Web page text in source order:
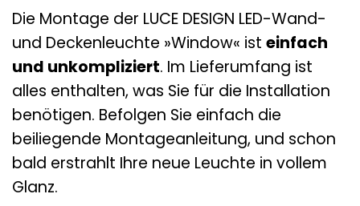
Die Montage der LUCE DESIGN LED-Wand-
und Deckenleuchte »Window« ist einfach
und unkompliziert. Im Lieferumfang ist
alles enthalten, was Sie für die Installation
benötigen. Befolgen Sie einfach die
beiliegende Montageanleitung, und schon
bald erstrahlt Ihre neue Leuchte in vollem
Glanz.